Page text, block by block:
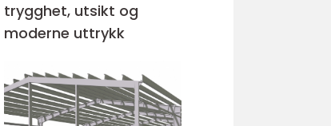
trygghet, utsikt og
moderne uttrykk